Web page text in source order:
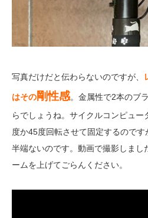
写真だけだと伝わらないのですが、
はその剛性感。金属性で2本のブ
らでしょうね。サイクルコンピュ
度か45度回転させて固定するので
半端ないのです。動画で撮影しまし
ームを上げてごらんください。